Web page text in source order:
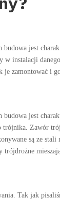
jest
instalacji
zamontować i
jest
trójnika. Zawór
są ze
Tak jak